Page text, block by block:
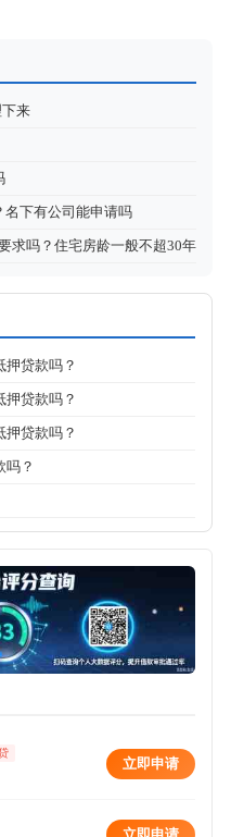
来
下有公司能申请吗
求吗？住宅房龄一般不超30年
押贷款吗？
押贷款吗？
押贷款吗？
吗？
立即申请